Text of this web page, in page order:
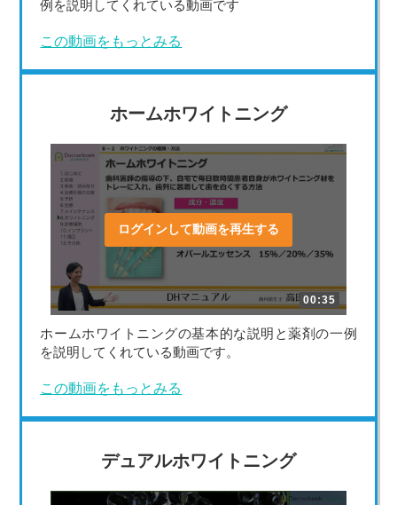
例を説明してくれている動画です
この動画をもっとみる
ホームホワイトニング
ログインして動画を再生する
00:35
ホームホワイトニングの基本的な説明と薬剤の一例
を説明してくれている動画です。
この動画をもっとみる
デュアルホワイトニング